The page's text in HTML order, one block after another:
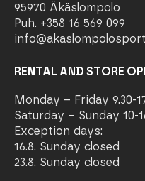
95970 Äkäslompolo
Puh. +358 16 569 099
RENTAL AND STORE
Monday – Friday 9.30-
Saturday – Sunday 10-
Exception days:
16.8. Sunday closed
23.8. Sunday closed